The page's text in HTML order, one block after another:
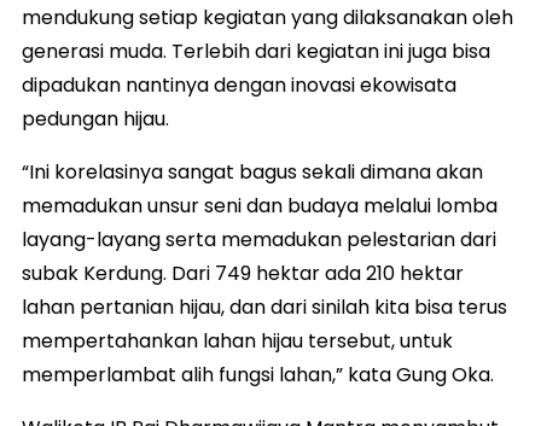
mendukung setiap kegiatan yang dilaksanakan oleh
generasi muda. Terlebih dari kegiatan ini juga bisa
dipadukan nantinya dengan inovasi ekowisata
pedungan hijau.
“Ini korelasinya sangat bagus sekali dimana akan
memadukan unsur seni dan budaya melalui lomba
layang-layang serta memadukan pelestarian dari
subak Kerdung. Dari 749 hektar ada 210 hektar
lahan pertanian hijau, dan dari sinilah kita bisa terus
mempertahankan lahan hijau tersebut, untuk
memperlambat alih fungsi lahan,” kata Gung Oka.